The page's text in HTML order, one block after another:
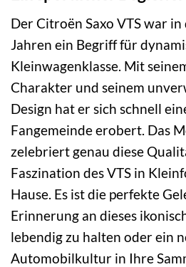
Der Citroën Saxo VTS war
Jahren ein Begriff für
Kleinwagenklasse. Mit
Charakter und seinem
Design hat er sich schnell
Fangemeinde erobert. Das
zelebriert genau diese
Faszination des VTS in
Hause. Es ist die perfekte
Erinnerung an dieses
lebendig zu halten oder ein
Automobilkultur in Ihre